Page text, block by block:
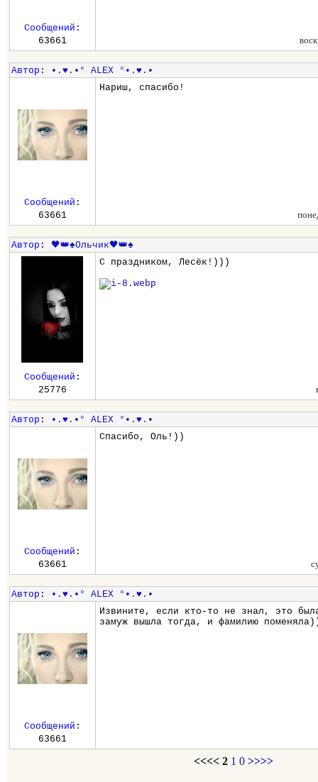
Сообщений :
63661
Автор :
•.♥.•° ALEX °•.♥.•
Нариш, спасибо!
Сообщений :
63661
Автор : 🖤👑♠️Ольчик🖤👑♠️
С праздником, Лесёк!)))
Сообщений :
25776
Автор :
•.♥.•° ALEX °•.♥.•
Спасибо, Оль!))
Сообщений :
63661
Автор :
•.♥.•° ALEX °•.♥.•
Извините, если кто-то не знал, это
замуж вышла тогда, и фамилию
Сообщений :
63661
<<<< 2 1 0 >>>>